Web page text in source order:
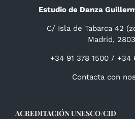
Estudio de Danza
C/ Isla de Tabarca 42
Madrid,
+34 91 378 1500 / +34
Contacta con
ACREDITACIÓN UNESCO/CID